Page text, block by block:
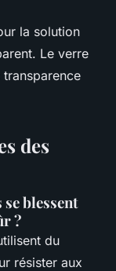
la solution
Le verre
des
blessent
?
du
résister aux